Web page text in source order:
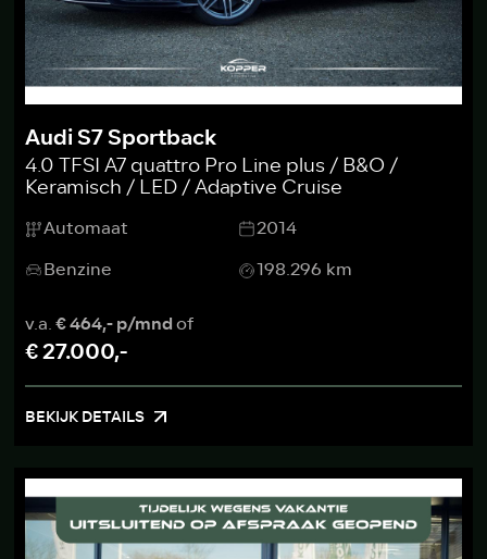
Audi S7 Sportback
4.0 TFSI A7 quattro Pro Line plus / B&O /
Keramisch / LED / Adaptive Cruise
Automaat
2014
Benzine
198.296 km
v.a.€ 464,- p/mndof
€ 27.000,-
BEKIJK DETAILS